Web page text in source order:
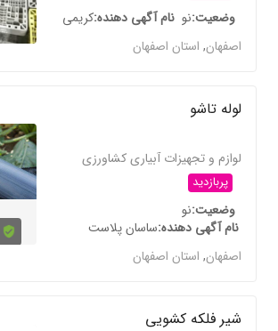
وضعیتنو نام آگهی دهندهکریمی
اصفهان,استان اصفهان
لوله تاشو
لوازم و تجهیزات آبیاری کشاورزی
پربازدید
وضعیتنو
نام آگهی دهندهساسان پلاست
اصفهان,استان اصفهان
شیر فلکه کشویی